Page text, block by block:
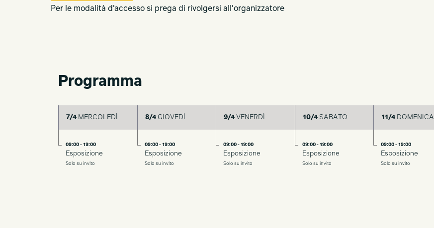
Per le modalità d'accesso si prega di rivolgersi all'organizzatore
Programma
7/4 MERCOLEDÌ
09:00 - 19:00
Esposizione
Solo su invito
8/4GIOVEDÌ
09:00 - 19:00
Esposizione
Solo su invito
9/4 VENERDÌ
09:00 - 19:00
Esposizione
Solo su invito
10/4SABATO
09:00 - 19:00
Esposizione
Solo su invito
11/4 DOMENICA
09:00 - 19:00
Esposizione
Solo su invito